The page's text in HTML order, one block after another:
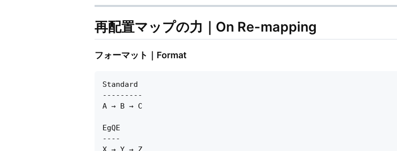
再配置マップの力｜On Re-mapping
フォーマット｜Format
Standard
---------
A → B → C
EgQE
----